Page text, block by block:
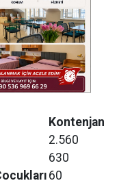
Kontenjan
2.560
630
60